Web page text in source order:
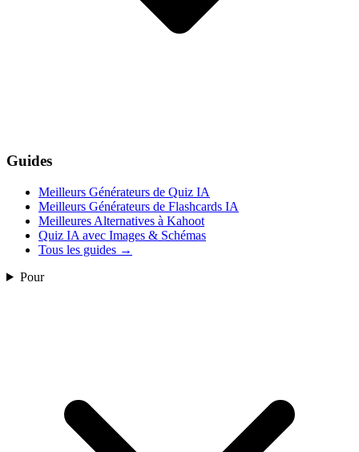
Guides
Meilleurs Générateurs de Quiz IA
Meilleurs Générateurs de Flashcards IA
Meilleures Alternatives à Kahoot
Quiz IA avec Images & Schémas
Tous les guides →
Pour